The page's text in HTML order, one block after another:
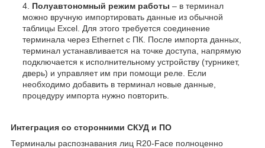
Полуавтономный режим работы – в терминал
можно вручную импортировать данные из обычной
таблицы Excel. Для этого требуется соединение
терминала через Ethernet с ПК. После импорта данных,
терминал устанавливается на точке доступа, напрямую
подключается к исполнительному устройству (турникет,
дверь) и управляет им при помощи реле. Если
необходимо добавить в терминал новые данные,
процедуру импорта нужно повторить.
Интеграция со сторонними СКУД и ПО
Терминалы распознавания лиц R20-Face полноценно